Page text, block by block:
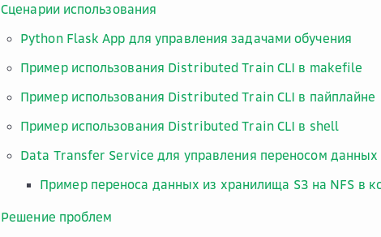
Сценарии использования
Python Flask App для управления задачами обучения
Пример использования Distributed Train CLI в makefile
Пример использования Distributed Train CLI в пайплайне
Пример использования Distributed Train CLI в shell
Data Transfer Service для управления переносом данных
Пример переноса данных из хранилища S3 на NFS в
Решение проблем